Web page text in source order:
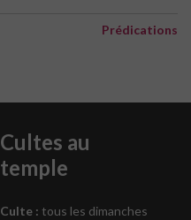
Prédications
Cultes au
temple
Culte : tous les dimanches